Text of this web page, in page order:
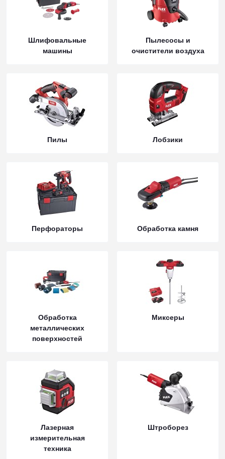
Шлифовальные
машины
Пылесосы и
очистители воздуха
Пилы Лобзики
Перфораторы Обработка камня
Обработка
металлических
поверхностей
Миксеры
Лазерная
измерительная
техника
Штроборез